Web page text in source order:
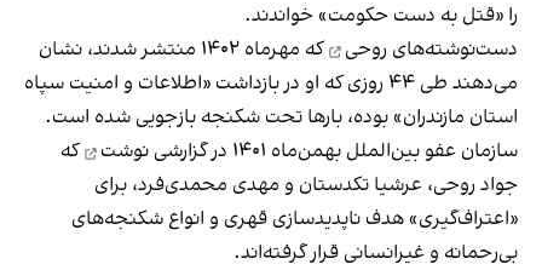
را «قتل به دست حکومت» خواندند.
دست‌نوشته‌های روحی
که مهرماه ۱۴۰۲ منتشر شدند، نشان
می‌دهند طی ۴۴ روزی که او در بازداشت «اطلاعات و امنیت سپاه
استان مازندران» بوده، بارها تحت شکنجه بازجویی شده است.
سازمان عفو بین‌الملل بهمن‌‌ماه ۱۴۰۱
در گزارشی نوشت
که
جواد روحی، عرشیا تکدستان و مهدی محمدی‌فرد، برای
«اعتراف‌گیری» هدف ناپدیدسازی قهری و انواع شکنجه‌های
بی‌رحمانه و غیرانسانی قرار گرفته‌اند.